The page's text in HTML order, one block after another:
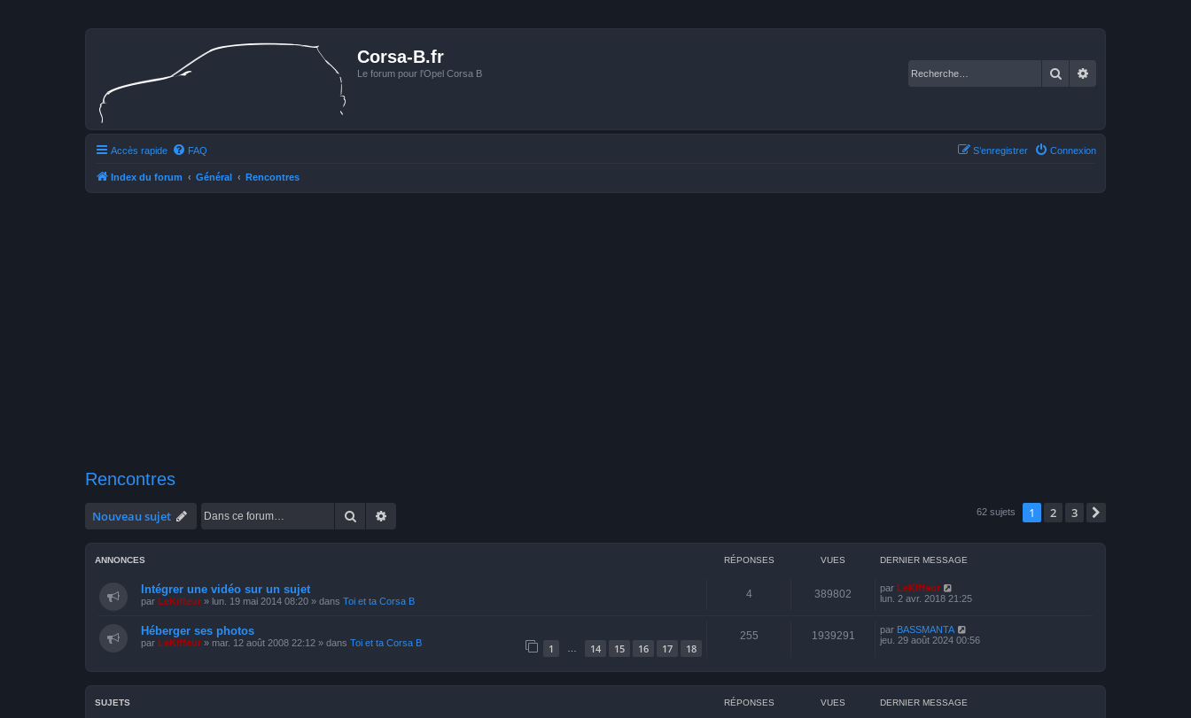
Corsa-B.fr
Le forum pour l'Opel Corsa B Rechercher
Accès rapide FAQ Connexion
S’enregistrer
Index du forum Général Rencontres
Rencontres
Nouveau sujet Rechercher 62 sujets 1 2 3
ANNONCES RÉPONSES VUES DERNIER MESSAGE
Intégrer une vidéo sur un sujet
par LeKiffeur » lun. 19 mai 2014 08:20 » dans Toi et ta Corsa B
4 389802 par LeKiffeur
lun. 2 avr. 2018 21:25
Héberger ses photos
par LeKiffeur » mar. 12 août 2008 22:12 » dans Toi et ta Corsa B 1 14 15 16 17 18
255 1939291 par BASSMANTA
jeu. 29 août 2024 00:56
SUJETS RÉPONSES VUES DERNIER MESSAGE